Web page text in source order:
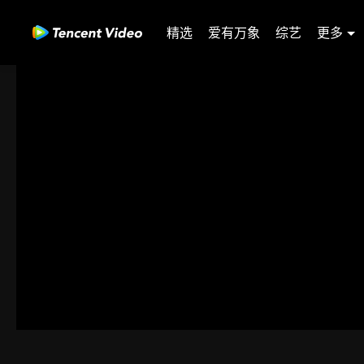
精选 爱有万象 综艺 更多